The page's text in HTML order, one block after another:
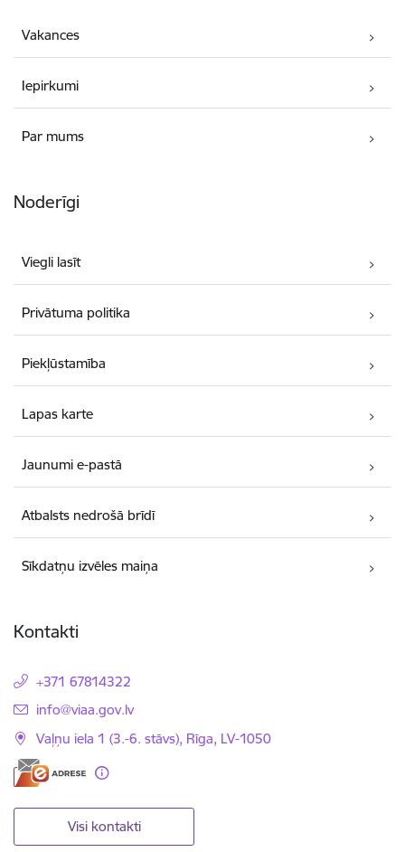
Vakances
Iepirkumi
Par mums
Noderīgi
Viegli lasīt
Privātuma politika
Piekļūstamība
Lapas karte
Jaunumi e-pastā
Atbalsts nedrošā brīdī
Sīkdatņu izvēles maiņa
Kontakti
+371 67814322
E-pasts:
info@viaa.gov.lv
Vaļņu iela 1 (3.-6. stāvs), Rīga, LV-1050
Visi kontakti